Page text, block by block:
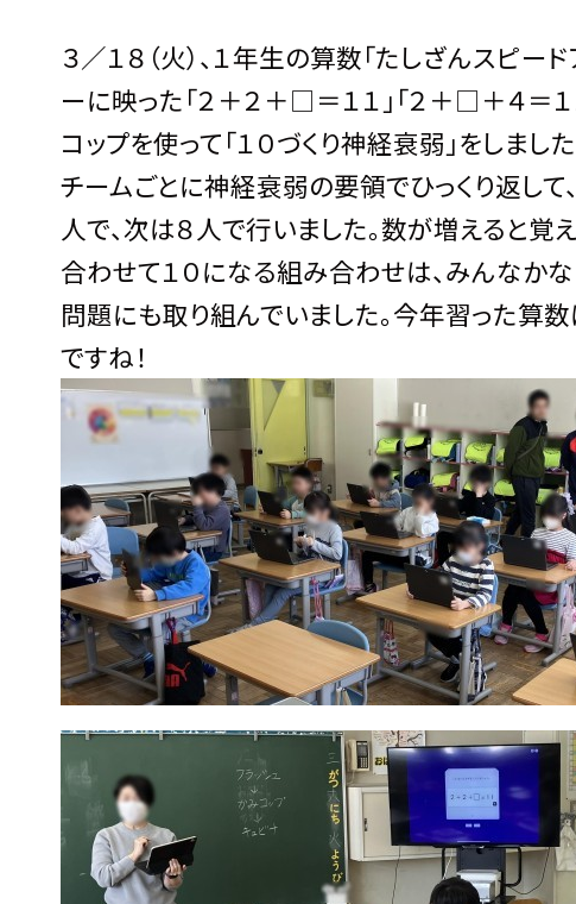
３／１８（火）、１年生の算数「たしざんスピー
ーに映った「２＋２＋□＝１１」「２＋□＋４＝
コップを使って「１０づくり神経衰弱」をしまし
チームごとに神経衰弱の要領でひっくり返して
人で、次は８人で行いました。数が増えると覚
合わせて１０になる組み合わせは、みんなか
問題にも取り組んでいました。今年習った算
ですね！